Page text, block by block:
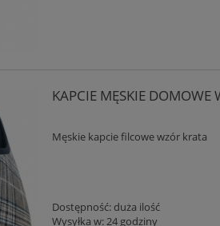
KAPCIE MĘSKIE DOMOWE
Męskie kapcie filcowe wzór krata
Dostępność: duża ilość
Wysyłka w:24 godziny